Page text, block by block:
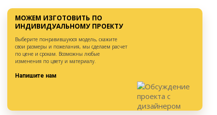
МОЖЕМ ИЗГОТОВИТЬ ПО
ИНДИВИДУАЛЬНОМУ ПРОЕКТУ
Выберите понравившуюся модель, скажите
свои размеры и пожелания, мы сделаем расчет
по цене и срокам. Возможны любые
изменения по цвету и материалу.
Напишите нам